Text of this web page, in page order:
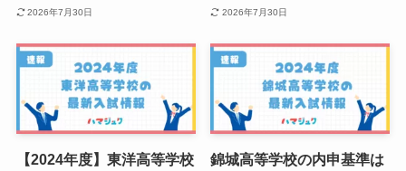
2026年7月30日 2026年7月30日
【2024年度】東洋高等学校
錦城高等学校の内申基準は